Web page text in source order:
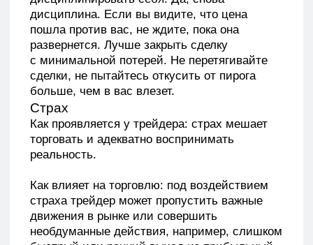
лоссу. Как итог — убытки, либо прибыль
меньшая, чем могла бы быть.
Как работать с эмоцией: во-первых, снова
торговая стратегия. Если у вас нет нет ТС,
вы будете бояться всего и хаотично
торговать. Во-вторых, учитесь принимать
в трейдинге и убытки тоже. Если боитесь
потерять деньги, представьте, что с вами
уже это случилось. Продумайте план, что
вы будете делать в этом случае, как будете
проживать свои эмоции.
Депрессия
большое количество убыточных сделок,
сидение у монитора 24/7 может свести
человека с ума в буквальном смысле.
Как влияет на торговлю: пропадает